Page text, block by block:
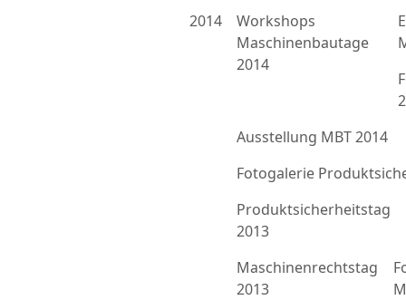
2014
Workshops
Maschinenbautage
2014
Ausstellung MBT 2014
Fotogalerie
Produktsicherheitstag
2013
Maschinenrechtstag
2013